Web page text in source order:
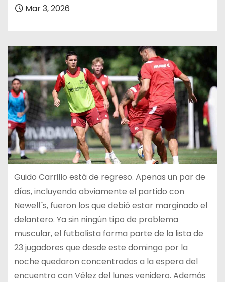
Mar 3, 2026
Guido Carrillo está de regreso. Apenas un par de
días, incluyendo obviamente el partido con
Newell´s, fueron los que debió estar marginado el
delantero. Ya sin ningún tipo de problema
muscular, el futbolista forma parte de la lista de
23 jugadores que desde este domingo por la
noche quedaron concentrados a la espera del
encuentro con Vélez del lunes venidero. Además